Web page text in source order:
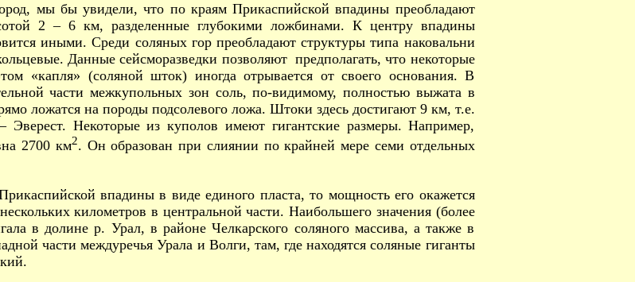
мы бы увидели, что по краям Прикаспийской впадины преобладают
2 – 6 км, разделенные глубокими ложбинами. К центру впадины
иными. Среди соляных гор преобладают структуры типа наковальни
Данные сейсморазведки позволяют предполагать, что некоторые
«капля» (соляной шток) иногда отрывается от своего основания. В
части межкупольных зон соль, по-видимому, полностью выжата в
ложатся на породы подсолевого ложа. Штоки здесь достигают 9 км, т.е.
Некоторые из куполов имеют гигантские размеры. Например,
2700 км2. Он образован при слиянии по крайней мере семи отдельных
впадины в виде единого пласта, то мощность его окажется
километров в центральной части. Наибольшего значения (более
в долине р. Урал, в районе Челкарского соляного массива, а также в
части междуречья Урала и Волги, там, где находятся соляные гиганты